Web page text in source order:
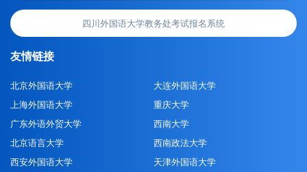
四川外国语大学教务处考试报名系统
友情链接
北京外国语大学
大连外国语大学
上海外国语大学
重庆大学
广东外语外贸大学
西南大学
北京语言大学
西南政法大学
西安外国语大学
天津外国语大学